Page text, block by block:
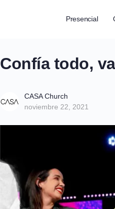
Presencial
Confía todo,
CASA Church
noviembre 22, 2021